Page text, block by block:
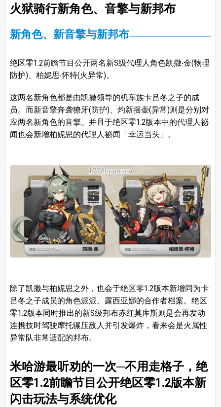
火狱骑行新角色、音擎与新邦布
新角色、新音擎与新邦布
绝区零1.2前瞻节目公开两名新S级代理人角色凯撒‧金(物理
防护)、柏妮思‧怀特(火异常)。
这两名新角色都是由凯撒领导的机车族卡吕冬之子的成
员。而新音擎奔袭獠牙(防护)、灼新摇壶(异常)则是分别对
应两名新角色的音擎。并且于绝区零1.2版本中的代理人祕
闻也会新增柏妮思的代理人祕闻「幸运当头」。
除了凯撒与柏妮思之外，也会于绝区零1.2版本新增同为卡
吕冬之子成员的角色派派、露西亚娜的合作者档案。绝区
零1.2版本同时推出的新S级邦布赤红莫库斯则是会再发动
连携技时驾驶摩托辗压敌人并引发爆炸，看来会是火属性
异常队非常适配的邦布。
米哈游最听劝的一次─不用走格子，绝
区零1.2前瞻节目公开绝区零1.2版本新
闪击玩法与系统优化